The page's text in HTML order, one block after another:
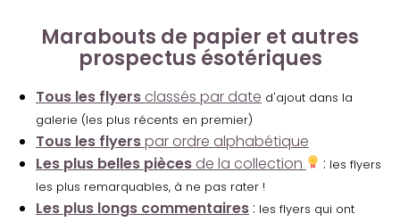
Marabouts de papier et autres
prospectus ésotériques
Tous les flyers classés par date d'ajout dans la
galerie (les plus récents en premier)
Tous les flyerspar ordre alphabétique
Les plus belles pièces de la collection : les flyers
les plus remarquables, à ne pas rater !
Les plus longs commentaires : les flyers qui ont